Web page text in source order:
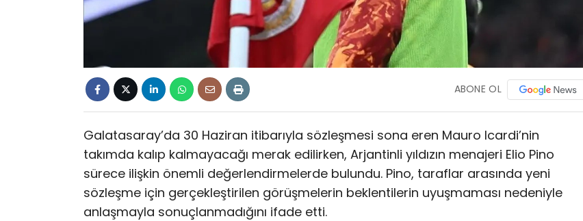
ABONE OL
Galatasaray’da 30 Haziran itibarıyla sözleşmesi sona eren Mauro Icardi’nin
takımda kalıp kalmayacağı merak edilirken, Arjantinli yıldızın menajeri Elio Pino
sürece ilişkin önemli değerlendirmelerde bulundu. Pino, taraflar arasında yeni
sözleşme için gerçekleştirilen görüşmelerin beklentilerin uyuşmaması nedeniyle
anlaşmayla sonuçlanmadığını ifade etti.